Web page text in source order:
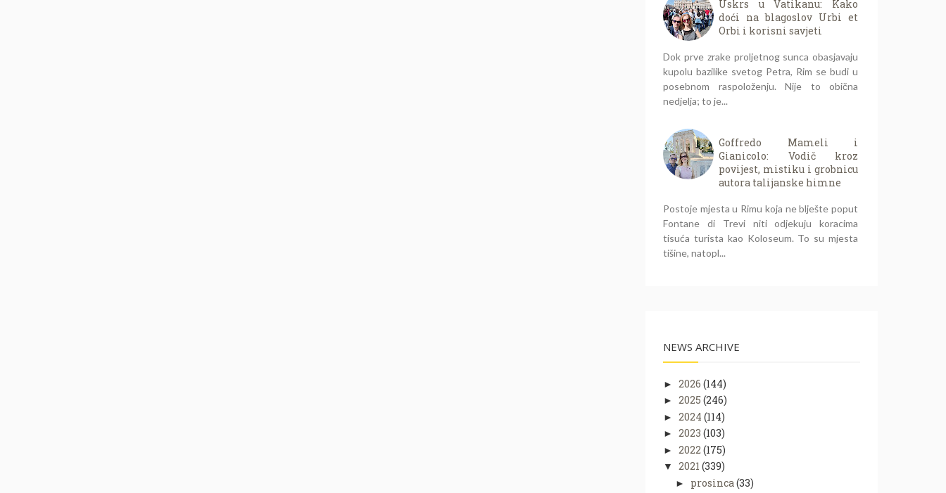
Uskrs u Vatikanu: Kako
doći na blagoslov Urbi et
Orbi i korisni savjeti
Dok prve zrake proljetnog sunca obasjavaju
kupolu bazilike svetog Petra, Rim se budi u
posebnom raspoloženju. Nije to obična
nedjelja; to je...
Goffredo Mameli i
Gianicolo: Vodič kroz
povijest, mistiku i grobnicu
autora talijanske himne
Postoje mjesta u Rimu koja ne blješte poput
Fontane di Trevi niti odjekuju koracima
tisuća turista kao Koloseum. To su mjesta
tišine, natopl...
NEWS ARCHIVE
► 2026 (144)
► 2025 (246)
► 2024 (114)
► 2023 (103)
► 2022 (175)
▼ 2021 (339)
► prosinca(33)